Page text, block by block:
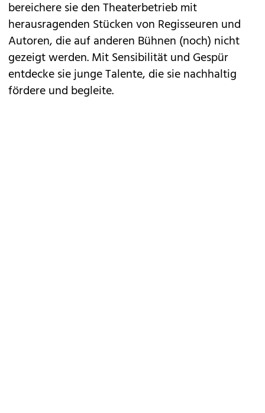
bereichere sie den Theaterbetrieb mit
herausragenden Stücken von Regisseuren und
Autoren, die auf anderen Bühnen (noch) nicht
gezeigt werden. Mit Sensibilität und Gespür
entdecke sie junge Talente, die sie nachhaltig
fördere und begleite.